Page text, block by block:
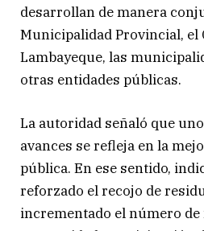
desarrollan de manera
Municipalidad Provincial, el
Lambayeque, las
otras entidades públicas.
La autoridad señaló que
avances se refleja en la
pública. En ese sentido,
reforzado el recojo de
incrementado el número